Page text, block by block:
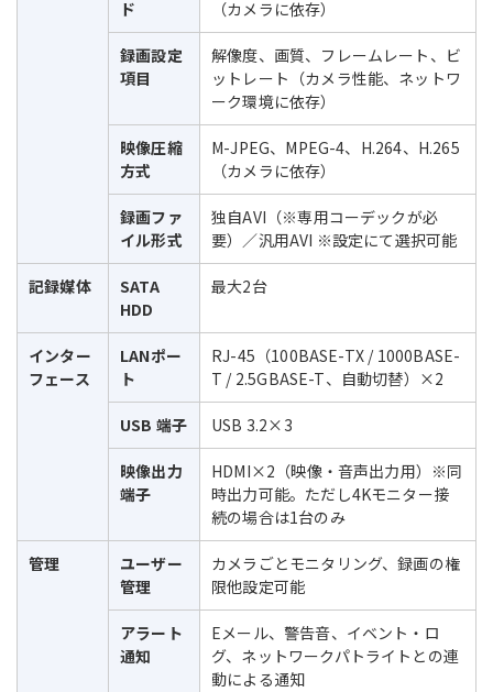
ド （カメラに依存）
録画設定
項目
解像度、画質、フレームレート、ビ
ットレート（カメラ性能、ネットワ
ーク環境に依存）
映像圧縮
方式
M-JPEG、MPEG-4、H.264、H.265
（カメラに依存）
録画ファ
イル形式
独自AVI（※専用コーデックが必
要）／汎用AVI ※設定にて選択可能
記録媒体
SATA
HDD
最大2台
インター
フェース
LANポー
ト
RJ-45（100BASE-TX / 1000BASE-
T / 2.5GBASE-T、自動切替）×2
USB 端子 USB 3.2×3
映像出力
端子
HDMI×2（映像・音声出力用）※同
時出力可能。ただし4Kモニター接
続の場合は1台のみ
管理
ユーザー
管理
カメラごとモニタリング、録画の権
限他設定可能
アラート
通知
Eメール、警告音、イベント・ロ
グ、ネットワークパトライトとの連
動による通知